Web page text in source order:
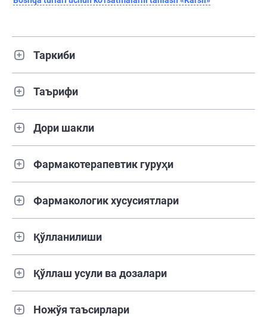
Таркиби
Таърифи
Дори шакли
Фармакотерапевтик гуруҳи
Фармакологик хусусиятлари
Қўлланилиши
Қўллаш усули ва дозалари
Ножўя таъсирлари